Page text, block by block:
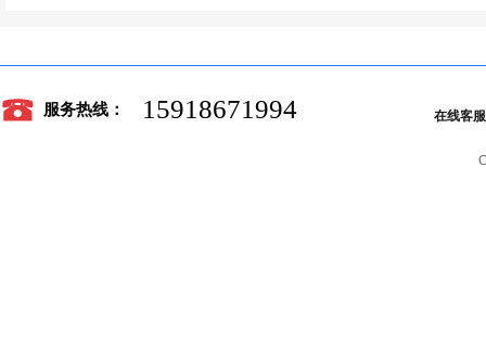
服务热线： 15918671994 在线客